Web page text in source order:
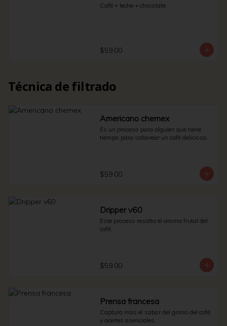
Café + leche + chocolate.
$59.00
Técnica de filtrado
Americano chemex
Es un proceso para alguien que tiene
tiempo para saborear un café delicioso.
$59.00
Dripper v60
Este proceso resalta el aroma frutal del
café.
$59.00
Prensa francesa
Captura mas el sabor del grano del café
y aceites asenciales.